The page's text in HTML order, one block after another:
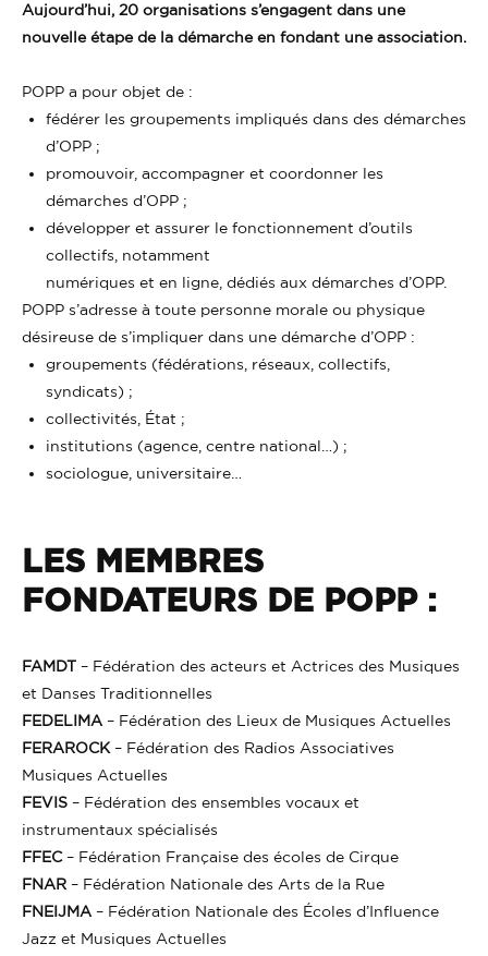
Aujourd’hui, 20 organisations s’engagent dans une
nouvelle étape de la démarche en fondant une association.
POPP a pour objet de :
fédérer les groupements impliqués dans des démarches
d’OPP ;
promouvoir, accompagner et coordonner les
démarches d’OPP ;
développer et assurer le fonctionnement d’outils
collectifs, notamment
numériques et en ligne, dédiés aux démarches d’OPP.
POPP s’adresse à toute personne morale ou physique
désireuse de s’impliquer dans une démarche d’OPP :
groupements (fédérations, réseaux, collectifs,
syndicats) ;
collectivités, État ;
institutions (agence, centre national…) ;
sociologue, universitaire…
LES MEMBRES
FONDATEURS DE POPP :
FAMDT – Fédération des acteurs et Actrices des Musiques
et Danses Traditionnelles
FEDELIMA – Fédération des Lieux de Musiques Actuelles
FERAROCK– Fédération des Radios Associatives
Musiques Actuelles
FEVIS – Fédération des ensembles vocaux et
instrumentaux spécialisés
FFEC – Fédération Française des écoles de Cirque
FNAR – Fédération Nationale des Arts de la Rue
FNEIJMA – Fédération Nationale des Écoles d’Influence
Jazz et Musiques Actuelles